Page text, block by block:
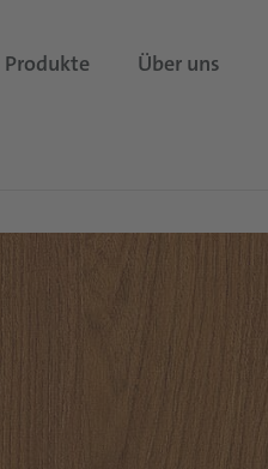
Produkte Über uns